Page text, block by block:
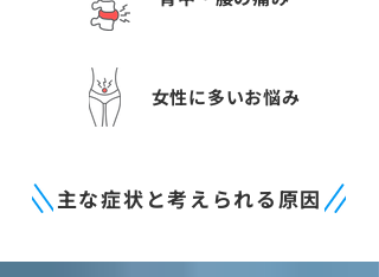
女性に多いお悩み
主な症状と考えられる原因